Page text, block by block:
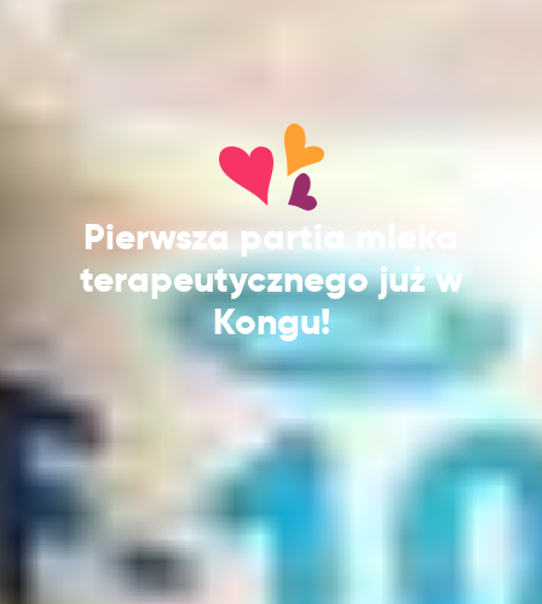
Pierwsza partia mleka
terapeutycznego już w
Kongu!